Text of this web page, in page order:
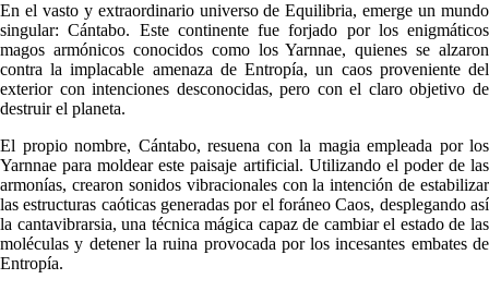
En el vasto y extraordinario universo de Equilibria, emerge un mundo
singular: Cántabo. Este continente fue forjado por los enigmáticos
magos armónicos conocidos como los Yarnnae, quienes se alzaron
contra la implacable amenaza de Entropía, un caos proveniente del
exterior con intenciones desconocidas, pero con el claro objetivo de
destruir el planeta.
El propio nombre, Cántabo, resuena con la magia empleada por los
Yarnnae para moldear este paisaje artificial. Utilizando el poder de las
armonías, crearon sonidos vibracionales con la intención de estabilizar
las estructuras caóticas generadas por el foráneo Caos, desplegando así
la cantavibrarsia, una técnica mágica capaz de cambiar el estado de las
moléculas y detener la ruina provocada por los incesantes embates de
Entropía.